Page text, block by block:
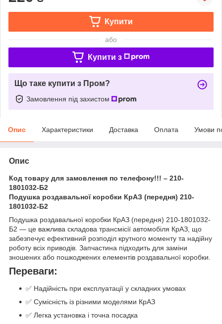
Купити
або
Купити з
Що таке купити з Пром?
Замовлення під захистом
Опис Характеристики Доставка Оплата Умови
Опис
Код товару для замовлення по телефону!!! – 210-
1801032-Б2
Подушка роздавальної коробки КрАЗ (передня) 210-
1801032-Б2
Подушка роздавальної коробки КрАЗ (передня) 210-1801032-
Б2 — це важлива складова трансмісії автомобіля КрАЗ, що
забезпечує ефективний розподіл крутного моменту та надійну
роботу всіх приводів. Запчастина підходить для заміни
зношених або пошкоджених елементів роздавальної коробки.
Переваги:
✅ Надійність при експлуатації у складних умовах
✅ Сумісність із різними моделями КрАЗ
✅ Легка установка і точна посадка